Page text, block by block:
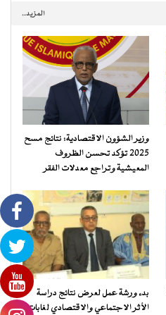
المزيد..
وزير الشؤون الاقتصادية: نتائج مسح
2025 تؤكد تحسن الظروف
المعيشية وتراجع معدلات الفقر
بدء ورشة عمل لعرض نتائج دراسة
الأثر الاجتماعي والاقتصادي لغابات